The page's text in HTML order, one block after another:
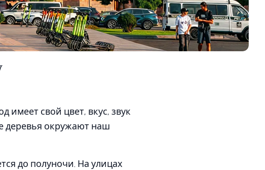
имеет свой цвет, вкус, звук
деревья окружают наш
до полуночи. На улицах